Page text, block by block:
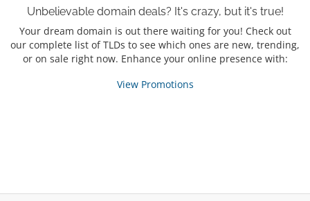
Unbelievable domain deals? It's crazy, but it's true!
Your dream domain is out there waiting for you! Check out
our complete list of TLDs to see which ones are new, trending,
or on sale right now. Enhance your online presence with:
View Promotions